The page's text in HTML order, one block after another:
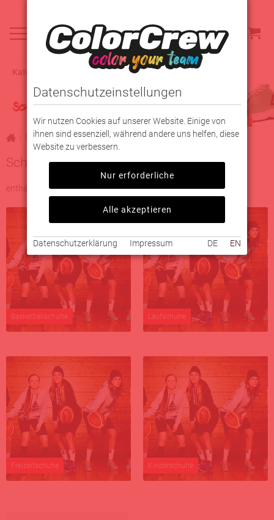
Kategorieauswahl
Schuhe
Schuhe
enthält 4 Kategorien
Basketballschuhe Laufschuhe
Freizeitschuhe Kinderschuhe
Datenschutzeinstellungen
Wir nutzen Cookies auf unserer Website. Einige von
ihnen sind essenziell, während andere uns helfen, diese
Website zu verbessern.
Nur erforderliche
Alle akzeptieren
Datenschutzerklärung Impressum DE EN